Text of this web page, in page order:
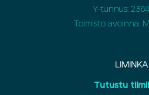
Y-tunnus:
Toimisto avoinna:
LIMINKA
Tutustu